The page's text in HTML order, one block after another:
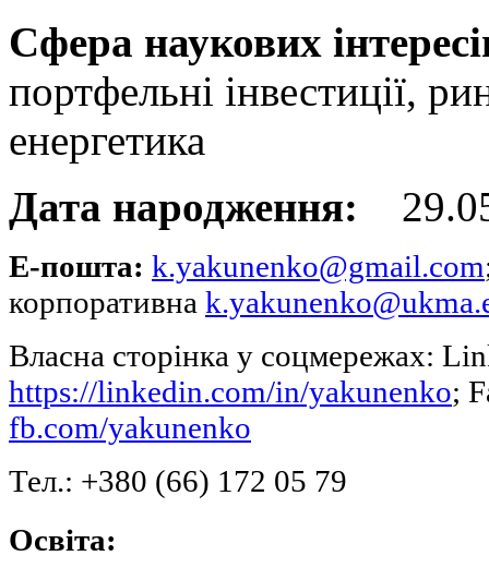
Сфера наукових
портфельні інвестиції,
енергетика
Дата народження:
Е-пошта: k.yakunenko@gmail.com
корпоративна
Власна сторінка у соцмережах:
https://linkedin.com/in/yakunenko;
fb.com/yakunenko
Тел.: +380 (66) 172 05 79
Освіта: